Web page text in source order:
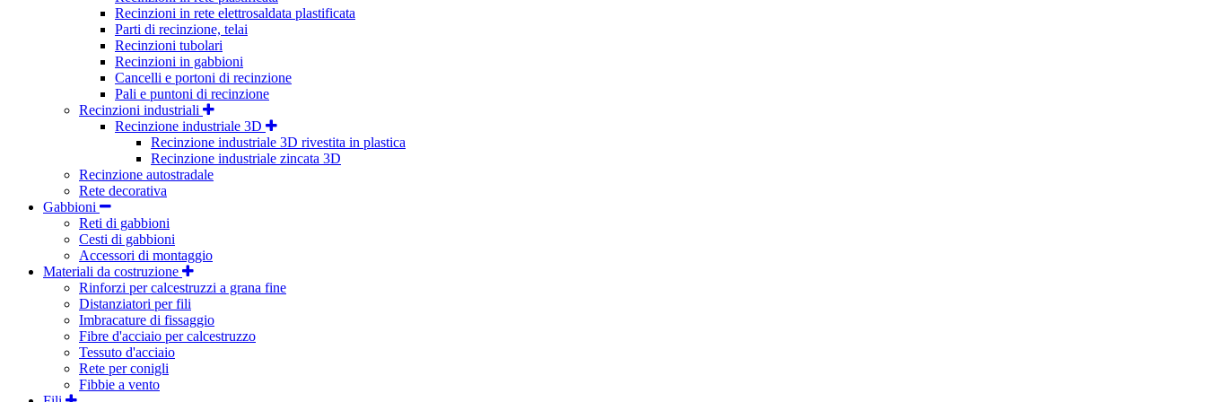
Recinzioni in rete elettrosaldata plastificata
Parti di recinzione, telai
Recinzioni tubolari
Recinzioni in gabbioni
Cancelli e portoni di recinzione
Pali e puntoni di recinzione
Recinzioni industriali
Recinzione industriale 3D
Recinzione industriale 3D rivestita in plastica
Recinzione industriale zincata 3D
Recinzione autostradale
Rete decorativa
Gabbioni
Reti di gabbioni
Cesti di gabbioni
Accessori di montaggio
Materiali da costruzione
Rinforzi per calcestruzzi a grana fine
Distanziatori per fili
Imbracature di fissaggio
Fibre d'acciaio per calcestruzzo
Tessuto d'acciaio
Rete per conigli
Fibbie a vento